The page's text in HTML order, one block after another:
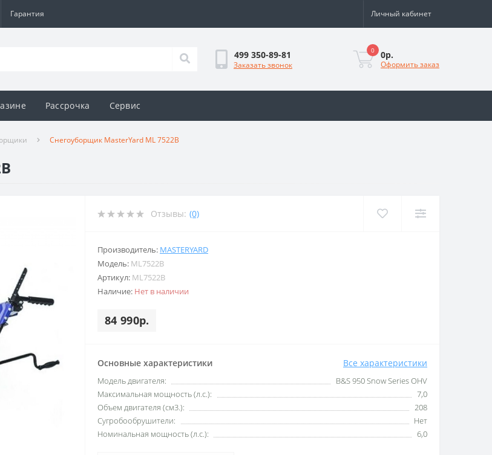
Гарантия Личный кабинет
499 350-89-81
Заказать звонок
0 0р.
Оформить заказ
Рассрочка Сервис
Снегоуборщик MasterYard ML 7522B
Отзывы: (0)
Производитель: MASTERYARD
Модель: ML7522B
Артикул: ML7522B
Наличие: Нет в наличии
84 990р.
Основные характеристики Все характеристики
Модель двигателя:
B&S 950 Snow Series OHV
Максимальная мощность (л.с.):
7,0
Объем двигателя (см3.):
208
Сугробообрушители:
Нет
Номинальная мощность (л.с.):
6,0